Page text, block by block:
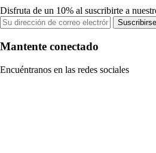
Disfruta de un 10% al suscribirte a
Suscribirse
Mantente conectado
Encuéntranos en las redes sociales